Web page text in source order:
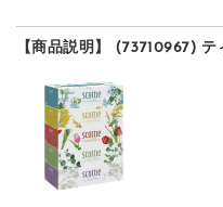
【商品説明】 (73710967)